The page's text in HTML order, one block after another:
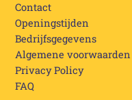
Contact
Openingstijden
Bedrijfsgegevens
Algemene voorwaarden
Privacy Policy
FAQ